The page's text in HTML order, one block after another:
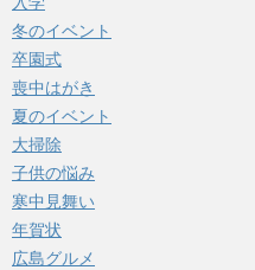
冬のイベント
卒園式
喪中はがき
夏のイベント
大掃除
子供の悩み
寒中見舞い
年賀状
広島グルメ